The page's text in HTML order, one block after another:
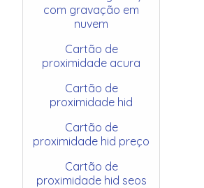
com gravação em
nuvem
Cartão de
proximidade acura
Cartão de
proximidade hid
Cartão de
proximidade hid preço
Cartão de
proximidade hid seos